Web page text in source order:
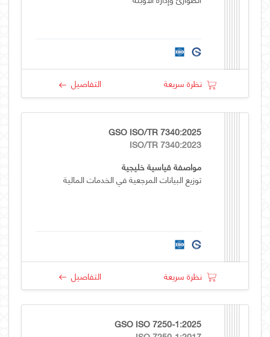
نظرة سريعة التفاصيل
GSO ISO/TR 7340:2025
ISO/TR 7340:2023
مواصفة قياسية خليجية
توزيع البيانات المرجعية في الخدمات المالية
نظرة سريعة التفاصيل
GSO ISO 7250-1:2025